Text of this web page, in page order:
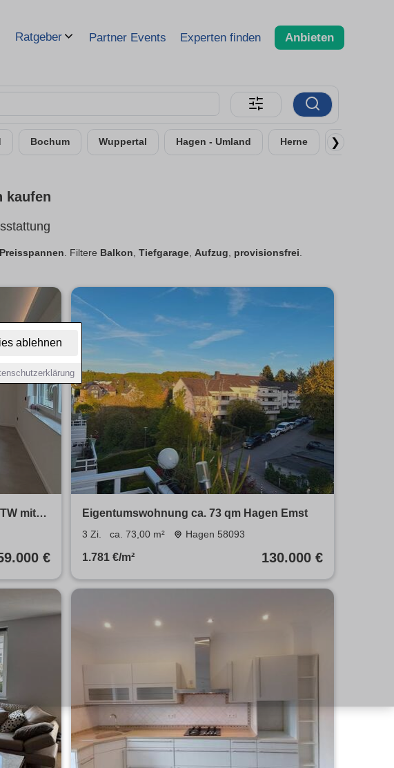
ablehnen
Ratgeber Partner Events Experten finden Anbieten
Bochum Wuppertal Hagen - Umland Herne Remscheid
❯
kaufen
Preisspannen. Filtere Balkon, Tiefgarage, Aufzug, provisionsfrei.
mit
€
Eigentumswohnung ca. 73 qm Hagen Emst
3 Zi. ca. 73,00 m² Hagen 58093
1.781 €/m² 130.000 €